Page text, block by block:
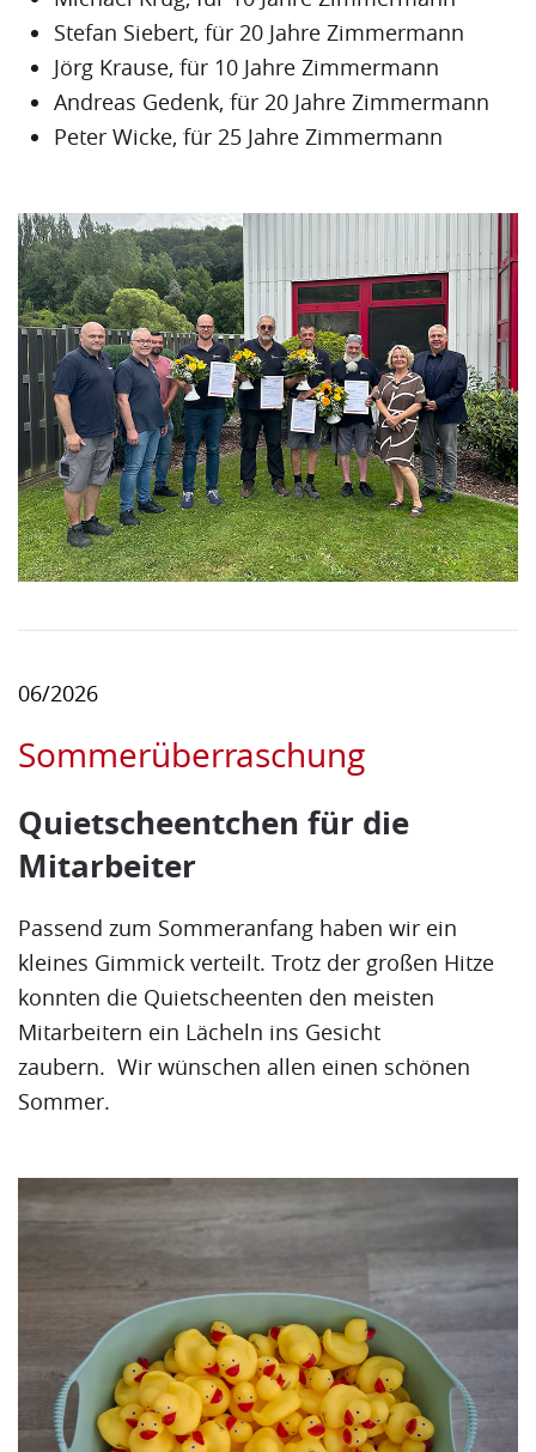
Stefan Siebert, für 20 Jahre Zimmermann
Jörg Krause, für 10 Jahre Zimmermann
Andreas Gedenk, für 20 Jahre Zimmermann
Peter Wicke, für 25 Jahre Zimmermann
06/2026
Sommerüberraschung
Quietscheentchen für die
Mitarbeiter
Passend zum Sommeranfang haben wir ein
kleines Gimmick verteilt. Trotz der großen Hitze
konnten die Quietscheenten den meisten
Mitarbeitern ein Lächeln ins Gesicht
zaubern. Wir wünschen allen einen schönen
Sommer.